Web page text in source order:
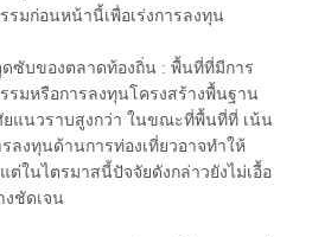
รมก่อนหน้านี้เพื่อเร่งการลงทุน
ซับของตลาดท้องถิ่น : พื้นที่ที่มีการ
มหรือการลงทุนโครงสร้างพื้นฐาน
ยแนวราบสูงกว่า ในขณะที่พื้นที่ที่ เน้น
ลงทุนด้านการท่องเที่ยวอาจทำให้
ในไตรมาสนี้ปัจจัยดังกล่าวยังไม่เอื้อ
งชัดเจน